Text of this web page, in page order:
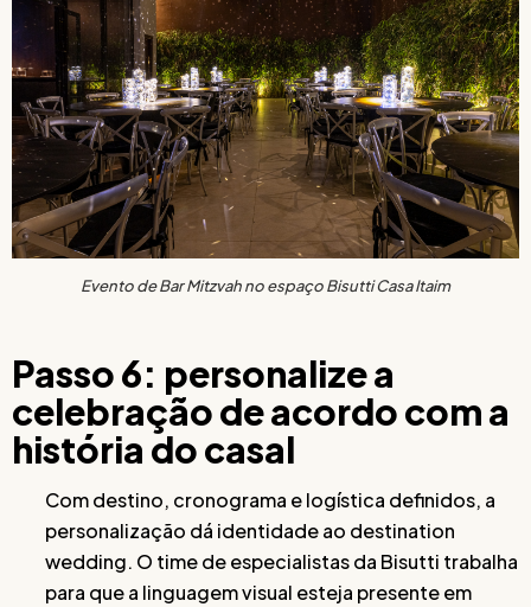
Evento de Bar Mitzvah no espaço Bisutti Casa Itaim
Passo 6: personalize a
celebração de acordo com a
história do casal
Com destino, cronograma e logística definidos, a
personalização dá identidade ao destination
wedding. O time de especialistas da Bisutti trabalha
para que a linguagem visual esteja presente em